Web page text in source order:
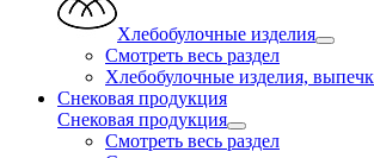
Хлебобулочные изделия
Смотреть весь раздел
Хлебобулочные изделия,
Снековая продукция
Снековая продукция
Смотреть весь раздел